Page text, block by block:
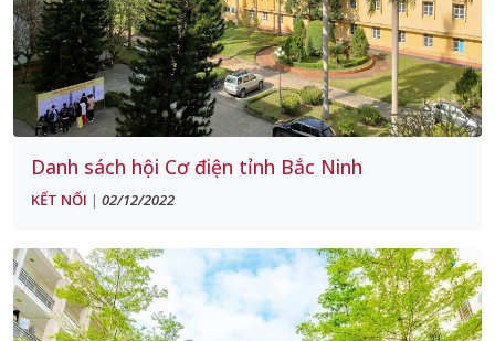
Danh sách hội Cơ điện tỉnh Bắc Ninh
KẾT NỐI | 02/12/2022